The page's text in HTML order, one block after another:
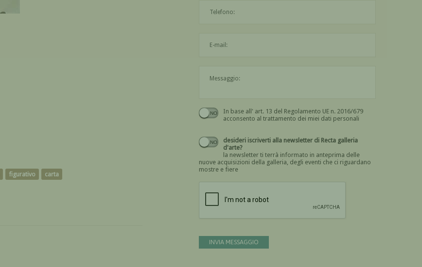
figurativo carta
In base all' art. 13 del Regolamento UE n. 2016/679
acconsento al trattamento dei miei dati personali
Devi dare il consenso
desideri iscriverti alla newsletter di Recta galleria
d'arte?
la newsletter ti terrà informato in anteprima delle
nuove acquisizioni della galleria, degli eventi che ci riguardano
mostre e fiere
INVIA MESSAGGIO